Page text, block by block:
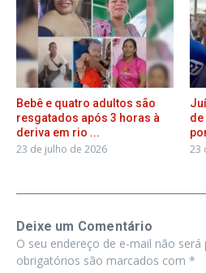
Bebê e quatro adultos são
resgatados após 3 horas à
deriva em rio ...
23 de julho de 2026
de
23
Deixe um Comentário
O seu endereço de e-mail não será
obrigatórios são marcados com *